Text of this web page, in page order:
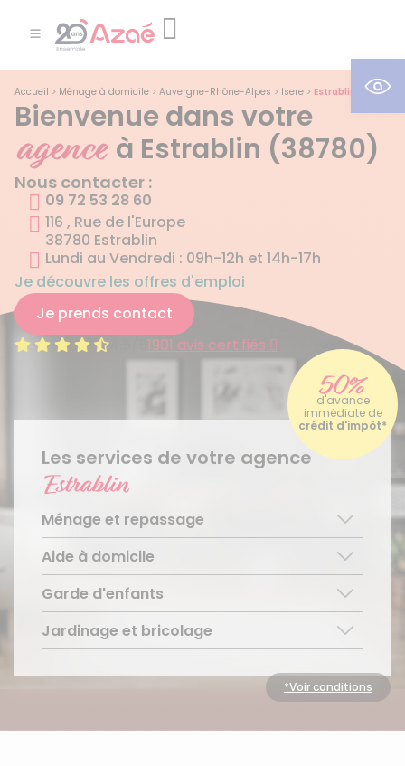
Accueil > Ménage à domicile > Auvergne-Rhône-Alpes > Isere > Estrablin
Bienvenue dans votre
agence à Estrablin (38780)
Nous contacter :
09 72 53 28 60
116 , Rue de l'Europe
38780 Estrablin
Lundi au Vendredi : 09h-12h et 14h-17h
Je découvre les offres d'emploi
Je prends contact
1901 avis certifiés
50%
d'avance
immédiate de
crédit d'impôt*
Les services de votre agence
Estrablin
Ménage et repassage
Ménage régulier
Ménage ponctuel
Repassage à domicile
Découvrir le service
Aide à domicile
Aide aux personnes âgées
Téléassistance pour personnes âgées
Accompagnement du handicap
Découvrir le service
Garde d'enfants
Garde d’enfants de plus de 3 ans
Découvrir le service
Jardinage et bricolage
Découvrir le service
*Voir conditions